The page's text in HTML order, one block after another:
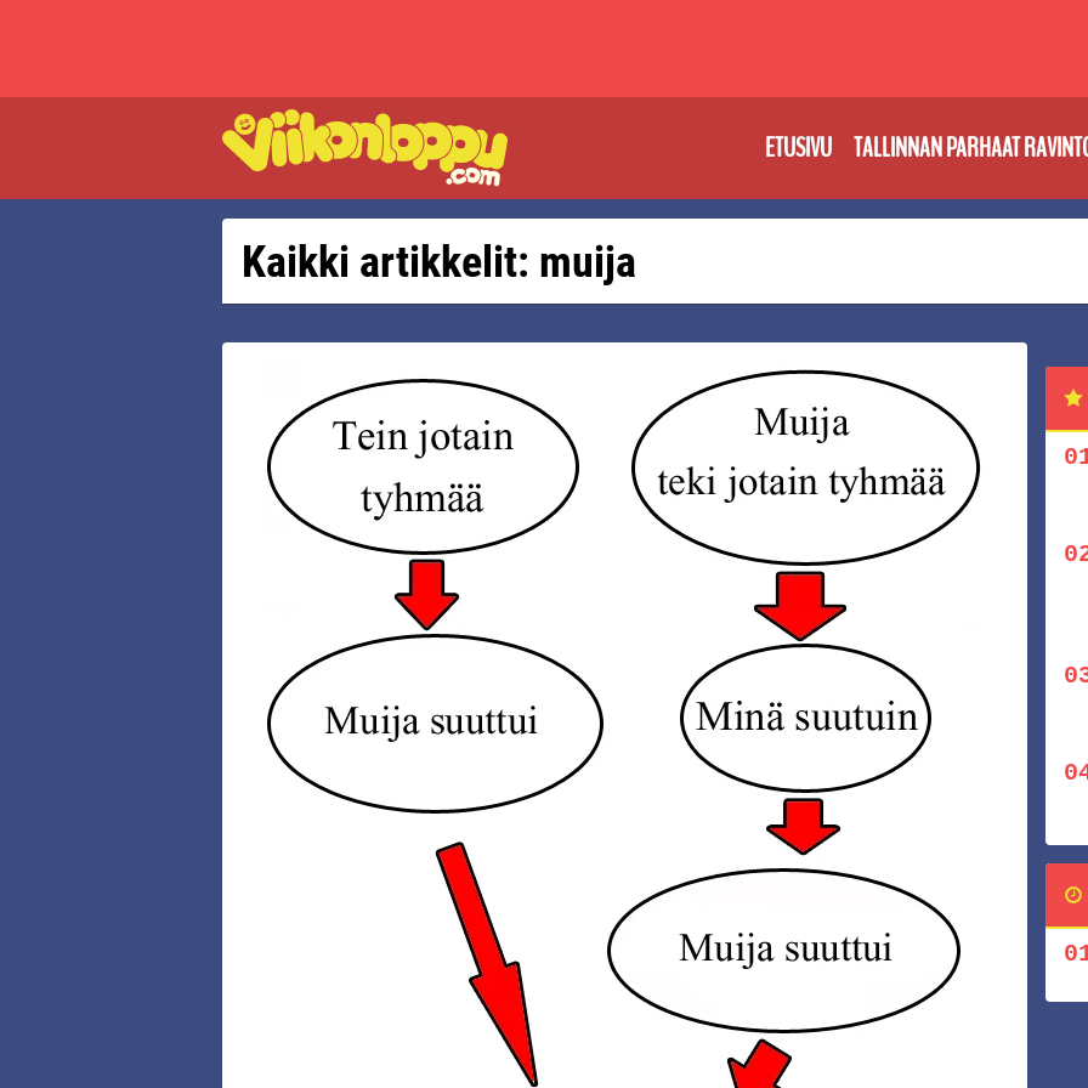
ETUSIVU TALLINNAN PARHAAT
Kaikki artikkelit: muija